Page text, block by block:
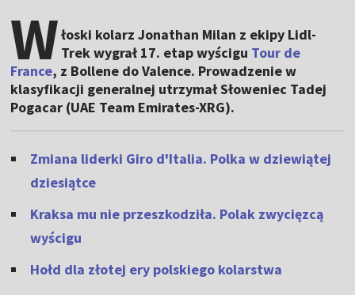
Włoski kolarz Jonathan Milan z ekipy Lidl-
Trek wygrał 17. etap wyścigu Tour de
France, z Bollene do Valence. Prowadzenie w
klasyfikacji generalnej utrzymał Słoweniec Tadej
Pogacar (UAE Team Emirates-XRG).
Zmiana liderki Giro d'Italia. Polka w dziewiątej
dziesiątce
Kraksa mu nie przeszkodziła. Polak zwycięzcą
wyścigu
Hołd dla złotej ery polskiego kolarstwa